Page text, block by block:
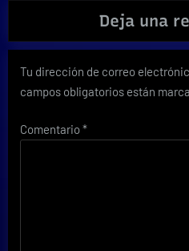
Deja una
Tu dirección de correo
campos obligatorios están
Comentario*